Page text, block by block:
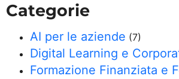
Categorie
AI per le aziende (7)
Digital Learning e
Formazione Finanziata e